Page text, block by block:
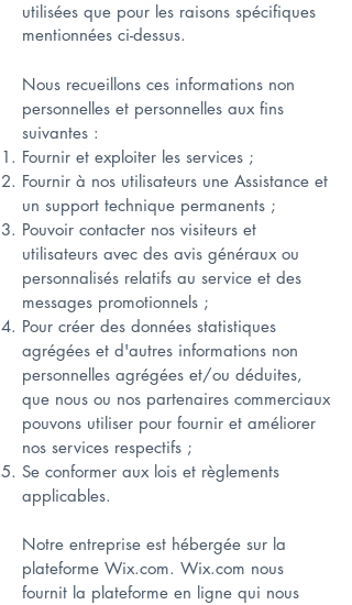
utilisées que pour les raisons spécifiques
mentionnées ci-dessus.
Nous recueillons ces informations non
personnelles et personnelles aux fins
suivantes :
Fournir et exploiter les services ;
Fournir à nos utilisateurs une Assistance et
un support technique permanents ;
Pouvoir contacter nos visiteurs et
utilisateurs avec des avis généraux ou
personnalisés relatifs au service et des
messages promotionnels ;
Pour créer des données statistiques
agrégées et d'autres informations non
personnelles agrégées et/ou déduites,
que nous ou nos partenaires commerciaux
pouvons utiliser pour fournir et améliorer
nos services respectifs ;
Se conformer aux lois et règlements
applicables.
Notre entreprise est hébergée sur la
plateforme Wix.com. Wix.com nous
fournit la plateforme en ligne qui nous